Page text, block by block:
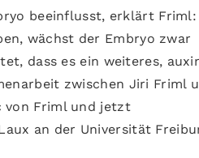
beeinflusst, erklärt Friml:
wächst der Embryo zwar
dass es ein weiteres,
zwischen Jiri Friml
von Friml und jetzt
an der Universität